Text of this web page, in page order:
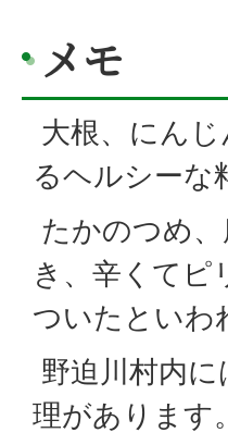
メモ
大根、にん
るヘルシーな
たかのつめ
き、辛くてピ
ついたといわ
野迫川村内
理があります